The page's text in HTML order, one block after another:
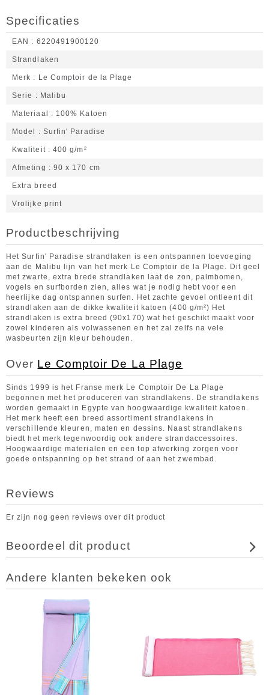
Specificaties
EAN 6220491900120
Strandlaken
Merk Le Comptoir de la Plage
Serie Malibu
Materiaal 100% Katoen
Model Surfin' Paradise
Kwaliteit 400 g/m²
Afmeting 90 x 170 cm
Extra breed
Vrolijke print
Productbeschrijving
Het Surfin' Paradise strandlaken is een ontspannen toevoeging
aan de Malibu lijn van het merk Le Comptoir de la Plage. Dit geel
met zwarte, extra brede strandlaken laat de zon, palmbomen,
vogels en surfborden zien, alles wat je nodig hebt voor een
heerlijke dag ontspannen surfen. Het zachte gevoel ontleent dit
strandlaken aan de dikke kwaliteit katoen (400 g/m²) Het
strandlaken is extra breed (90x170) wat het geschikt maakt voor
zowel kinderen als volwassenen en het zal zelfs na vele
wasbeurten zijn kleur behouden.
Over Le Comptoir De La Plage
Sinds 1999 is het Franse merk Le Comptoir De La Plage
begonnen met het produceren van strandlakens. De strandlakens
worden gemaakt in Egypte van hoogwaardige kwaliteit katoen.
Het merk heeft een breed assortiment strandlakens in
verschillende kleuren, maten en dessins. Naast strandlakens
biedt het merk tegenwoordig ook andere strandaccessoires.
Hoogwaardige materialen en een top afwerking zorgen voor
goede ontspanning op het strand of aan het zwembad.
Reviews
Er zijn nog geen reviews over dit product
Beoordeel dit product
Andere klanten bekeken ook